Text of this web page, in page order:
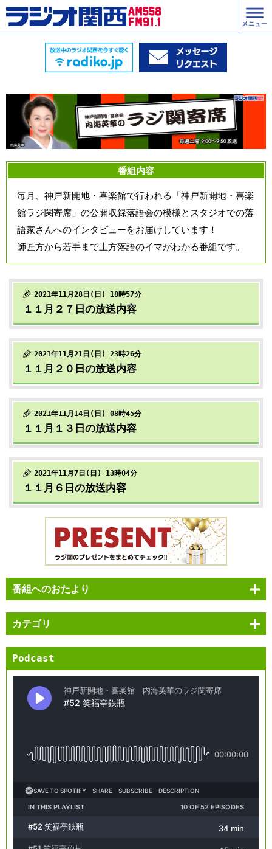
番組内容
毎月、神戸新開地・喜楽館で行われる「神戸新開地・喜楽
館ラジ関寄席」の公開収録落語会の模様とスタジオでの落
語家さんへのインタビューをお届けしています！
師匠方から若手まで上方落語のイマがわかる番組です。
2021年11月28日(日) 18時57分
１１月２７日の放送内容
2021年11月21日(日) 23時26分
１１月２０日の放送内容
2021年11月14日(日) 08時45分
１１月１３日の放送内容
2021年11月7日(日) 13時04分
１１月６日の放送内容
番組へのおたより
カテゴリ
Podcast